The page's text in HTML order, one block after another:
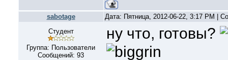
sabotage
Дата: Пятница, 2012-06-22, 3:17 PM |
Студент
Группа: Пользователи
Сообщений: 93
ну что, готовы?